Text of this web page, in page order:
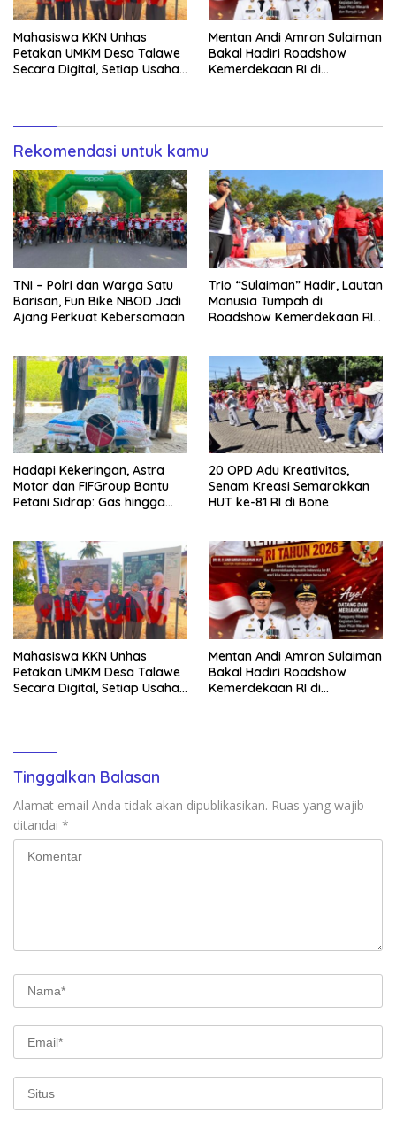
Mahasiswa KKN Unhas
Petakan UMKM Desa Talawe
Secara Digital, Setiap Usaha
Mentan Andi Amran Sulaiman
Bakal Hadiri Roadshow
Kemerdekaan RI di
Rekomendasi untuk kamu
TNI – Polri dan Warga Satu
Barisan, Fun Bike NBOD Jadi
Ajang Perkuat Kebersamaan
Trio “Sulaiman” Hadir, Lautan
Manusia Tumpah di
Roadshow Kemerdekaan RI
Hadapi Kekeringan, Astra
Motor dan FIFGroup Bantu
Petani Sidrap: Gas hingga
20 OPD Adu Kreativitas,
Senam Kreasi Semarakkan
HUT ke-81 RI di Bone
Mahasiswa KKN Unhas
Petakan UMKM Desa Talawe
Secara Digital, Setiap Usaha
Mentan Andi Amran Sulaiman
Bakal Hadiri Roadshow
Kemerdekaan RI di
Tinggalkan Balasan
Alamat email Anda tidak akan dipublikasikan. Ruas yang wajib
ditandai *